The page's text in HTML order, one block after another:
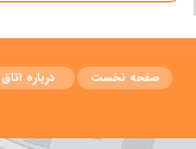
صفحه نخست درباره اتاق